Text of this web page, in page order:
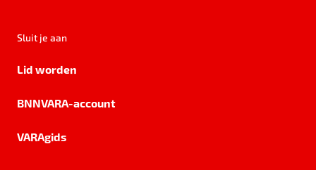
Sluit je aan
Lid worden
BNNVARA-account
VARAgids